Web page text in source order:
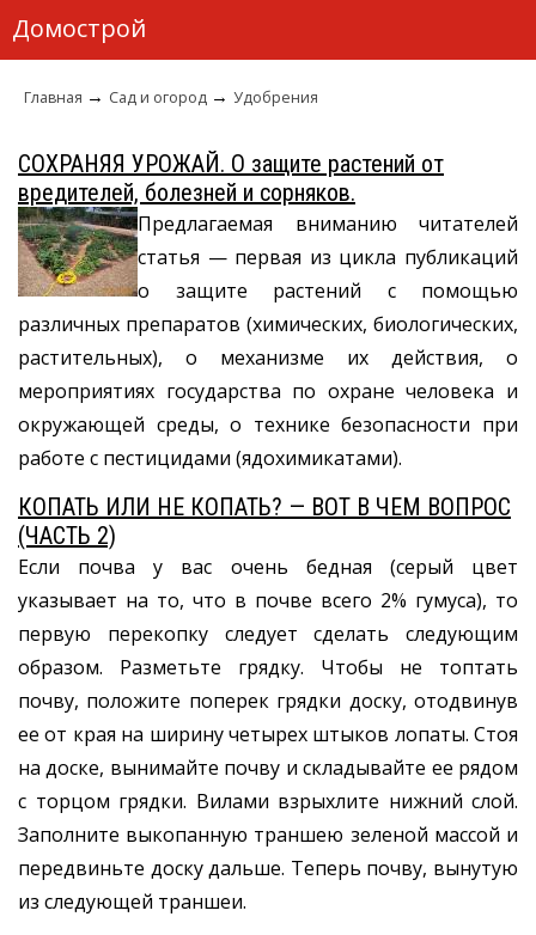
Домострой
Главная → Сад и огород → Удобрения
СОХРАНЯЯ УРОЖАЙ. О защите растений от
вредителей, болезней и сорняков.
Предлагаемая вниманию читателей
статья — первая из цикла публикаций
о защите растений с помощью
различных препаратов (химических, биологических,
растительных), о механизме их действия, о
мероприятиях государства по охране человека и
окружающей среды, о технике безопасности при
работе с пестицидами (ядохимикатами).
КОПАТЬ ИЛИ НЕ КОПАТЬ? — ВОТ В ЧЕМ ВОПРОС
(ЧАСТЬ 2)
Если почва у вас очень бедная (серый цвет
указывает на то, что в почве всего 2% гумуса), то
первую перекопку следует сделать следующим
образом. Разметьте грядку. Чтобы не топтать
почву, положите поперек грядки доску, отодвинув
ее от края на ширину четырех штыков лопаты. Стоя
на доске, вынимайте почву и складывайте ее рядом
с торцом грядки. Вилами взрыхлите нижний слой.
Заполните выкопанную траншею зеленой массой и
передвиньте доску дальше. Теперь почву, вынутую
из следующей траншеи.